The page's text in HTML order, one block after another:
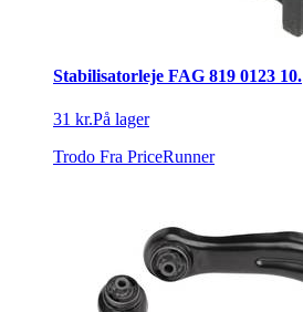
Stabilisatorleje FAG 819 0123 10.
31 kr.På lager
Trodo Fra PriceRunner